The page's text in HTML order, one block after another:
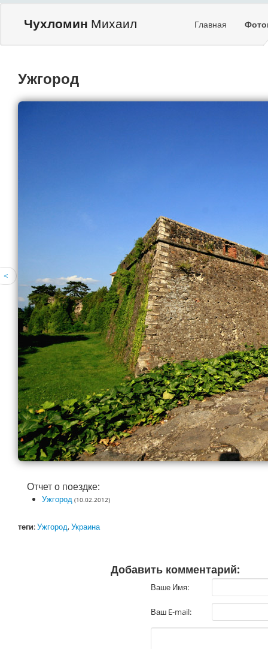
Чухломин Михаил Главная
Ужгород
<
Отчет о поездке:
Ужгород (10.02.2012)
теги:Ужгород,Украина
Добавить комментарий:
Ваше Имя:
Ваш E-mail: